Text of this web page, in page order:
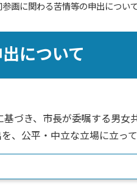
参画に関わる苦情等の申出につい
について
づき、市長が委嘱する男女
、公平・中立な立場に立って